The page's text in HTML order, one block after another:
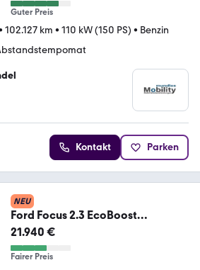
Guter Preis
102.127 km • 110 kW (150 PS) • Benzin
Kontakt Parken
NEU
Ford Focus 2.3 EcoBoost
ST*NAVI*LED*ACC*CAM*SPUR*P
DC*
21.940 €
Fairer Preis